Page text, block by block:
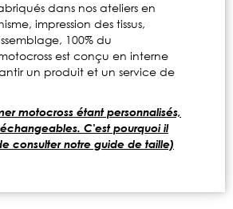
dans nos ateliers en
impression des tissus,
100% du
est conçu en interne
un produit et un service de
motocross étant personnalisés,
C'est pourquoi il
consulter notre guide de taille)